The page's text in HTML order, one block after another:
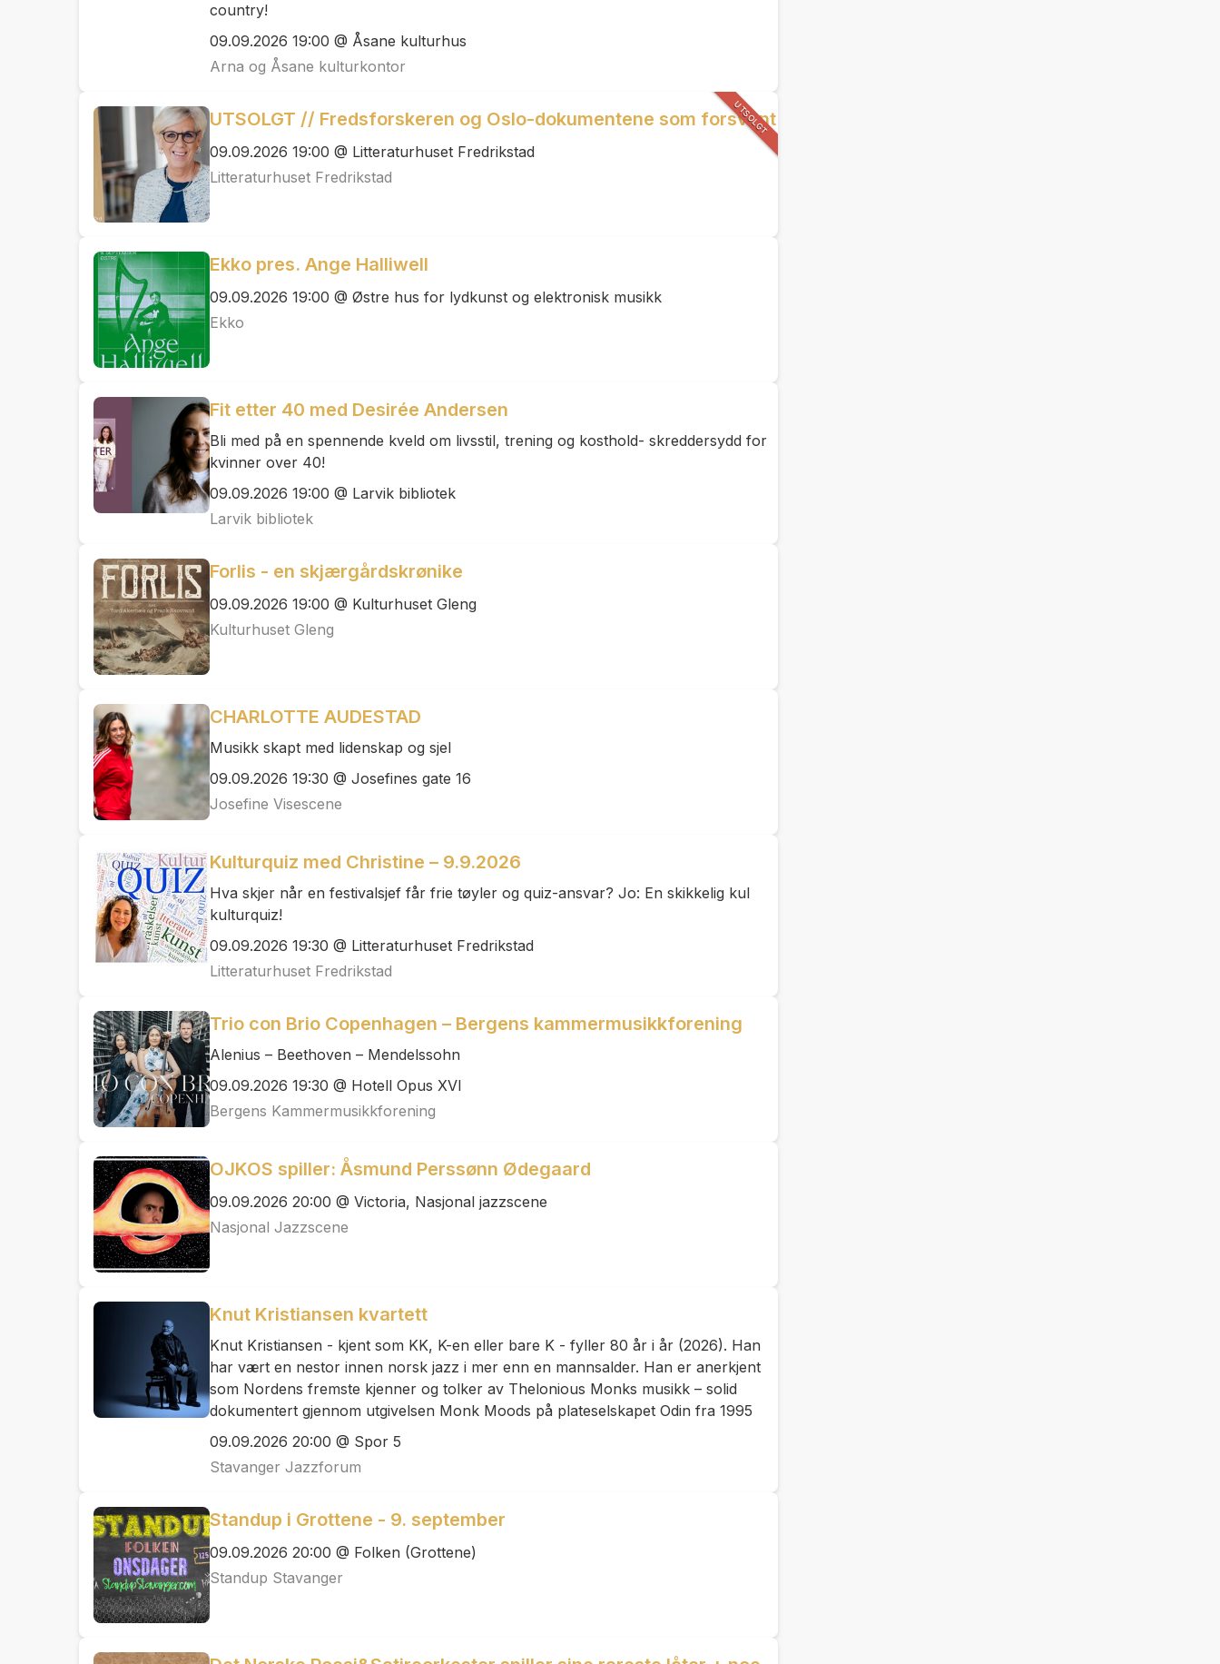
country!
09.09.2026 19:00 @ Åsane kulturhus
Arna og Åsane kulturkontor
UTSOLGT // Fredsforskeren og Oslo-dokumentene som forsvant
09.09.2026 19:00 @ Litteraturhuset Fredrikstad
Litteraturhuset Fredrikstad
UTSOLGT
Ekko pres. Ange Halliwell
09.09.2026 19:00 @ Østre hus for lydkunst og elektronisk musikk
Ekko
Fit etter 40 med Desirée Andersen
Bli med på en spennende kveld om livsstil, trening og kosthold- skreddersydd for
kvinner over 40!
09.09.2026 19:00 @ Larvik bibliotek
Larvik bibliotek
Forlis - en skjærgårdskrønike
09.09.2026 19:00 @ Kulturhuset Gleng
Kulturhuset Gleng
CHARLOTTE AUDESTAD
Musikk skapt med lidenskap og sjel
09.09.2026 19:30 @ Josefines gate 16
Josefine Visescene
Kulturquiz med Christine – 9.9.2026
Hva skjer når en festivalsjef får frie tøyler og quiz-ansvar? Jo: En skikkelig kul
kulturquiz!
09.09.2026 19:30 @ Litteraturhuset Fredrikstad
Litteraturhuset Fredrikstad
Trio con Brio Copenhagen – Bergens kammermusikkforening
Alenius – Beethoven – Mendelssohn
09.09.2026 19:30 @ Hotell Opus XVI
Bergens Kammermusikkforening
OJKOS spiller: Åsmund Perssønn Ødegaard
09.09.2026 20:00 @ Victoria, Nasjonal jazzscene
Nasjonal Jazzscene
Knut Kristiansen kvartett
Knut Kristiansen - kjent som KK, K-en eller bare K - fyller 80 år i år (2026). Han
har vært en nestor innen norsk jazz i mer enn en mannsalder. Han er anerkjent
som Nordens fremste kjenner og tolker av Thelonious Monks musikk – solid
dokumentert gjennom utgivelsen Monk Moods på plateselskapet Odin fra 1995
09.09.2026 20:00 @ Spor 5
Stavanger Jazzforum
Standup i Grottene - 9. september
09.09.2026 20:00 @ Folken (Grottene)
Standup Stavanger